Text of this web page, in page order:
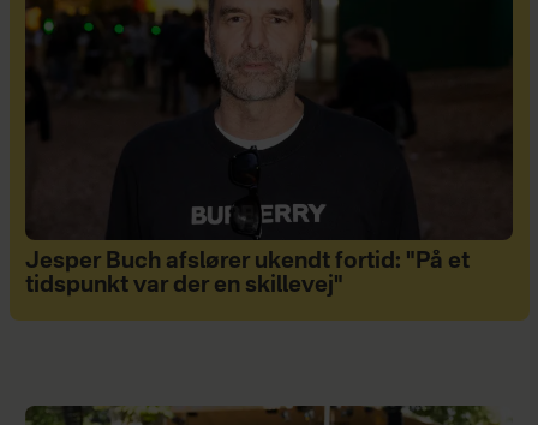
Jesper Buch afslører ukendt fortid: "På et
tidspunkt var der en skillevej"